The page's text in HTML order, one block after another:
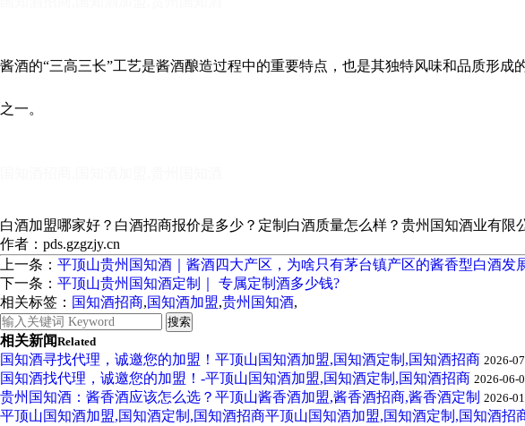
酱酒的“三高三长”工艺是酱酒酿造过程中的重要特点，也是其独特风味和品质形
之一。
白酒加盟哪家好？白酒招商报价是多少？定制白酒质量怎么样？贵州国知酒业有限
作者：pds.gzgzjy.cn
上一条： 平顶山贵州国知酒｜酱酒四大产区，为啥只有茅台镇产区的酱香型白酒发
下一条： 平顶山贵州国知酒定制｜ 专属定制酒多少钱?
相关标签： 国知酒招商,国知酒加盟,贵州国知酒,
相关新闻Related
国知酒寻找代理，诚邀您的加盟！平顶山国知酒加盟,国知酒定制,国知酒招商 2026-
国知酒找代理，诚邀您的加盟！-平顶山国知酒加盟,国知酒定制,国知酒招商 2026-06-
贵州国知酒：酱香酒应该怎么选？平顶山酱香酒加盟,酱香酒招商,酱香酒定制 2026-
平顶山国知酒加盟,国知酒定制,国知酒招商平顶山国知酒加盟,国知酒定制,国知酒招